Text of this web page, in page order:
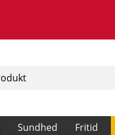
Sundhed Fritid